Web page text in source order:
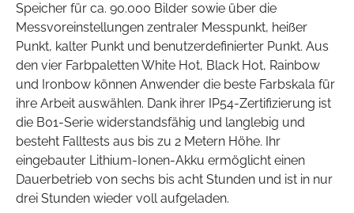
Speicher für ca. 90.000 Bilder sowie über die
Messvoreinstellungen zentraler Messpunkt, heißer
Punkt, kalter Punkt und benutzerdefinierter Punkt. Aus
den vier Farbpaletten White Hot, Black Hot, Rainbow
und Ironbow können Anwender die beste Farbskala für
ihre Arbeit auswählen. Dank ihrer IP54-Zertifizierung ist
die B01-Serie widerstandsfähig und langlebig und
besteht Falltests aus bis zu 2 Metern Höhe. Ihr
eingebauter Lithium-Ionen-Akku ermöglicht einen
Dauerbetrieb von sechs bis acht Stunden und ist in nur
drei Stunden wieder voll aufgeladen.